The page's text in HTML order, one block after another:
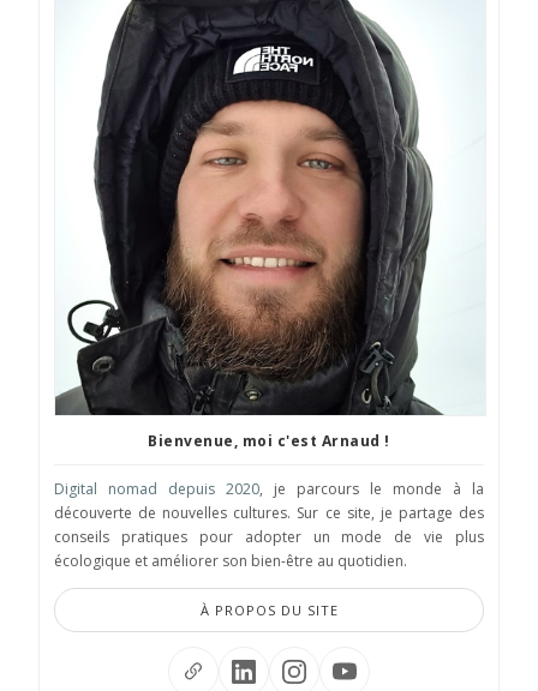
Bienvenue, moi c'est Arnaud !
Digital nomad depuis 2020, je parcours le monde à la
découverte de nouvelles cultures. Sur ce site, je partage des
conseils pratiques pour adopter un mode de vie plus
écologique et améliorer son bien-être au quotidien.
À PROPOS DU SITE